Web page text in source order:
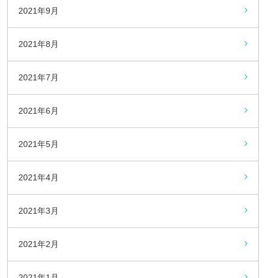
2021年9月
2021年8月
2021年7月
2021年6月
2021年5月
2021年4月
2021年3月
2021年2月